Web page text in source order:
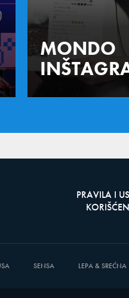
MONDO
PRAVILA I
SENSA LEPA & SREĆNA